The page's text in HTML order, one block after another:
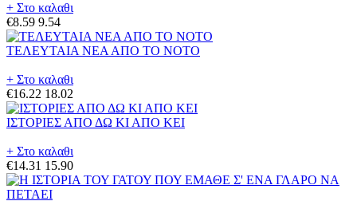
+ Στο καλαθι
€8.59 9.54
ΤΕΛΕΥΤΑΙΑ ΝΕΑ ΑΠΟ ΤΟ ΝΟΤΟ
+ Στο καλαθι
€16.22 18.02
ΙΣΤΟΡΙΕΣ ΑΠΟ ΔΩ ΚΙ ΑΠΟ ΚΕΙ
+ Στο καλαθι
€14.31 15.90